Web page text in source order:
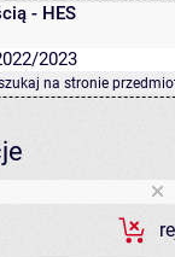
- HES
2023
na stronie